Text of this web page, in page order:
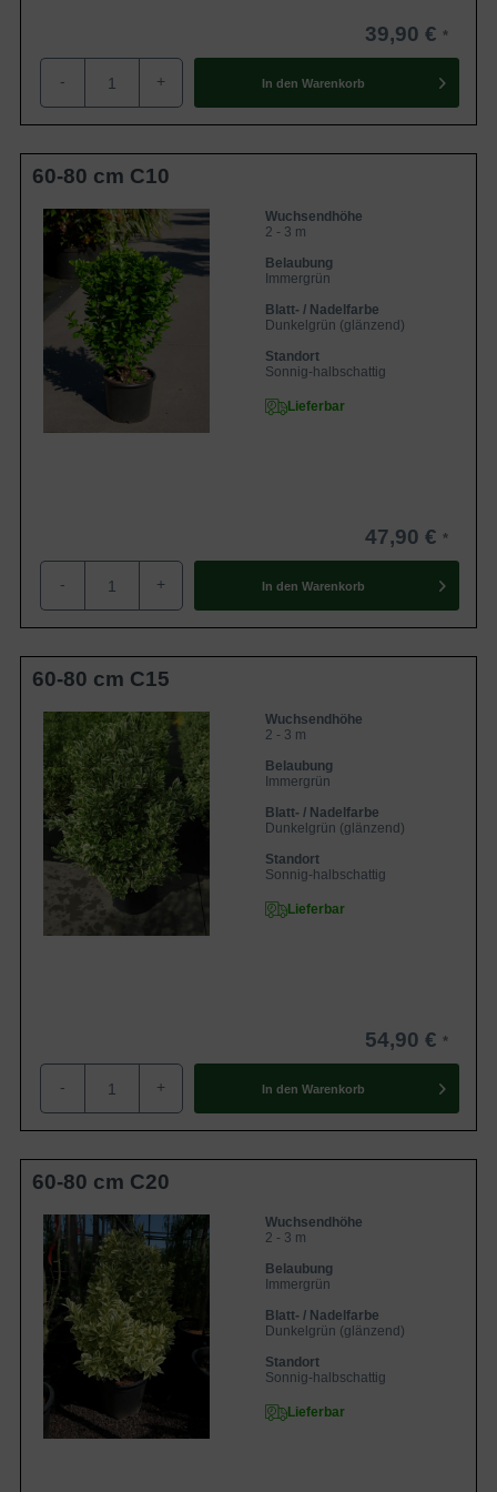
39,90 €
- + In den Warenkorb
60-80 cm C10
Wuchsendhöhe
2 - 3 m
Belaubung
Immergrün
Blatt- / Nadelfarbe
Dunkelgrün (glänzend)
Standort
Sonnig-halbschattig
Lieferbar
47,90 €
- + In den Warenkorb
60-80 cm C15
Wuchsendhöhe
2 - 3 m
Belaubung
Immergrün
Blatt- / Nadelfarbe
Dunkelgrün (glänzend)
Standort
Sonnig-halbschattig
Lieferbar
54,90 €
- + In den Warenkorb
60-80 cm C20
Wuchsendhöhe
2 - 3 m
Belaubung
Immergrün
Blatt- / Nadelfarbe
Dunkelgrün (glänzend)
Standort
Sonnig-halbschattig
Lieferbar